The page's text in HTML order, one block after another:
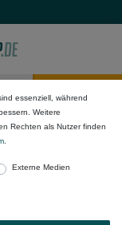
essenziell, während
Weitere
Rechten als Nutzer finden
Externe Medien